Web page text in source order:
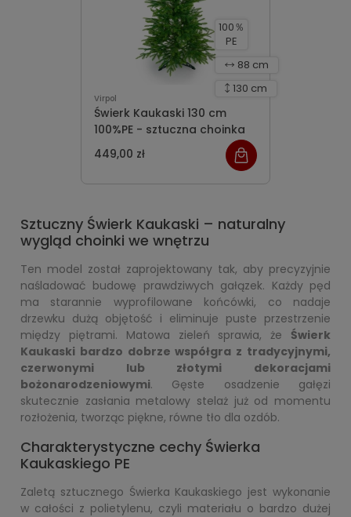
Virpol
Świerk Kaukaski 130 cm
100%PE - sztuczna choinka
449,00 zł
130 cm
88 cm
100％
PE
Sztuczny Świerk Kaukaski – naturalny
wygląd choinki we wnętrzu
Ten model został zaprojektowany tak, aby precyzyjnie
naśladować budowę prawdziwych gałązek. Każdy pęd
ma starannie wyprofilowane końcówki, co nadaje
drzewku dużą objętość i eliminuje puste przestrzenie
między piętrami. Matowa zieleń sprawia, że Świerk
Kaukaski bardzo dobrze współgra z tradycyjnymi,
czerwonymi lub złotymi dekoracjami
bożonarodzeniowymi. Gęste osadzenie gałęzi
skutecznie zasłania metalowy stelaż już od momentu
rozłożenia, tworząc piękne, równe tło dla ozdób.
Charakterystyczne cechy Świerka
Kaukaskiego PE
Zaletą sztucznego Świerka Kaukaskiego jest wykonanie
w całości z polietylenu, czyli materiału o bardzo dużej